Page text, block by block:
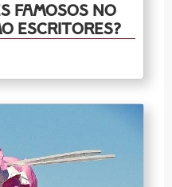
famosos no
escritores?